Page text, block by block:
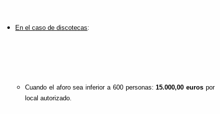
En el caso de discotecas:
Cuando el aforo sea inferior a 600 personas:15.000,00 euros por
local autorizado.